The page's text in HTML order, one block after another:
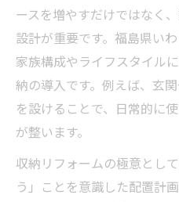
ースを増やすだけではなく
設計が重要です。福島県い
家族構成やライフスタイル
納の導入です。例えば、玄
を設けることで、日常的に
が整います。
収納リフォームの極意とし
う」ことを意識した配置計